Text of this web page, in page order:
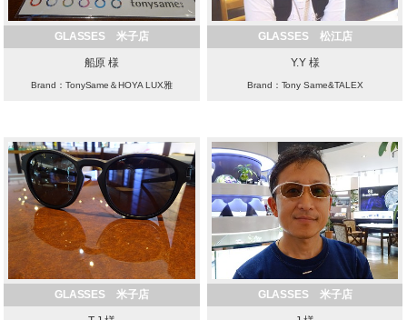
GLASSES 米子店
船原 様
Brand：TonySame＆HOYA LUX雅
GLASSES 松江店
Y.Y 様
Brand：Tony Same&TALEX
GLASSES 米子店 GLASSES 米子店